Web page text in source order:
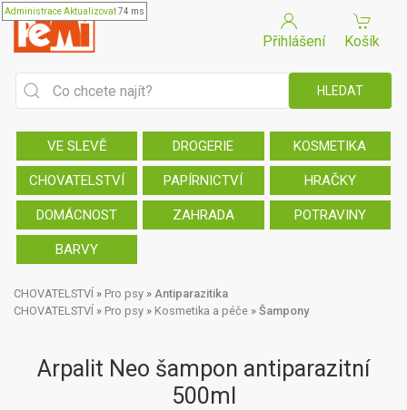
AdministraceAktualizovat74 ms
Přihlášení Košík
VE SLEVĚ DROGERIE KOSMETIKA
CHOVATELSTVÍ PAPÍRNICTVÍ HRAČKY
DOMÁCNOST ZAHRADA POTRAVINY
BARVY
CHOVATELSTVÍ » Pro psy » Antiparazitika
CHOVATELSTVÍ » Pro psy » Kosmetika a péče » Šampony
Arpalit Neo šampon antiparazitní
500ml